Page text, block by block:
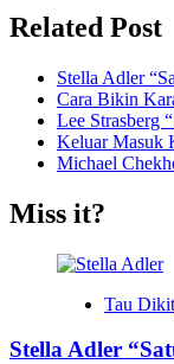
Related Post
Stella Adler
Cara Bikin
Lee Strasberg
Keluar Masuk
Michael
Miss it?
Tau Dikit
Stella Adler